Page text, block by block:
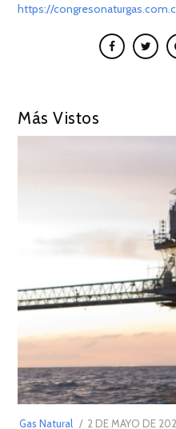
https://
Más Vistos
Gas Natural
POSTED
2 DE MAYO DE